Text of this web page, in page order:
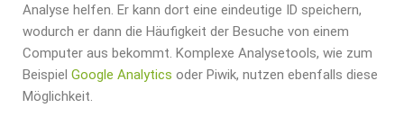
Analyse helfen. Er kann dort eine eindeutige ID speichern,
wodurch er dann die Häufigkeit der Besuche von einem
Computer aus bekommt. Komplexe Analysetools, wie zum
Beispiel Google Analytics oder Piwik, nutzen ebenfalls diese
Möglichkeit.